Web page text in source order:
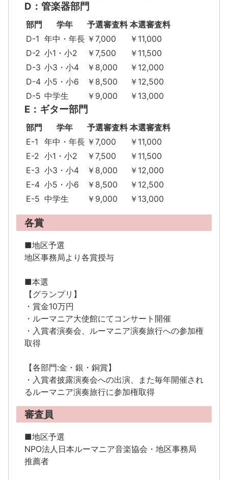
D：管楽器部門
部門 学年 予選審査料 本選審査料
D-1 年中・年長 ￥7,000
￥11,000
D-2 小1・小2 ￥7,500
￥11,500
D-3 小3・小4 ￥8,000
￥12,000
D-4 小5・小6 ￥8,500
￥12,500
D-5 中学生 ￥9,000 ￥13,000
E：ギター部門
部門 学年 予選審査料 本選審査料
E-1
年中・年長 ￥7,000
￥11,000
E-2 小1・小2 ￥7,500
￥11,500
E-3 小3・小4 ￥8,000
￥12,000
E-4 小5・小6 ￥8,500
￥12,500
E-5 中学生 ￥9,000 ￥13,000
各賞
■地区予選
地区事務局より各賞授与
■本選
【グランプリ】
・賞金10万円
・ルーマニア大使館にてコンサート開催
・入賞者演奏会、ルーマニア演奏旅行への参加権
取得
【各部門:金・銀・銅賞】
・入賞者披露演奏会への出演、また毎年開催され
るルーマニア演奏旅行に参加権取得
審査員
■地区予選
NPO法人日本ルーマニア音楽協会・地区事務局
推薦者